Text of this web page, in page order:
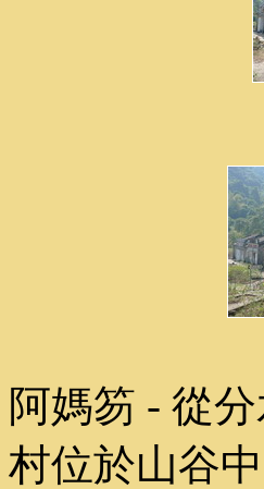
阿媽笏 - 從
村位於山谷